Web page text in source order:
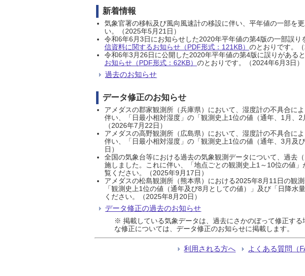
新着情報
気象官署の移転及び風向風速計の移設に伴い、平年値の一部を
い。（2025年5月21日）
令和6年6月3日にお知らせした2020年平年値の第4版の一部誤
信資料に関するお知らせ（PDF形式：121KB） のとおりです。
令和6年3月26日に公開した2020年平年値の第4版に誤りがある
お知らせ（PDF形式：62KB） のとおりです。（2024年6月3日）
過去のお知らせ
データ修正のお知らせ
アメダスの郡家観測所（兵庫県）において、湿度計の不具合に
伴い、「日最小相対湿度」の「観測史上1位の値（通年、1月、
（2026年7月22日）
アメダスの高野観測所（広島県）において、湿度計の不具合に
伴い、「日最小相対湿度」の「観測史上1位の値（通年、3月及
日）
全国の気象台等における過去の気象観測データについて、過去
施しました。これに伴い、「地点ごとの観測史上1～10位の値
覧ください。（2025年9月17日）
アメダスの松島観測所（熊本県）における2025年8月11日の観
「観測史上1位の値（通年及び8月としての値）」及び「日降
ください。（2025年8月20日）
データ修正の過去のお知らせ
※ 掲載している気象データは、過去にさかのぼって修正す
な修正については、データ修正のお知らせに掲載します。
利用される方へ よくある質問（